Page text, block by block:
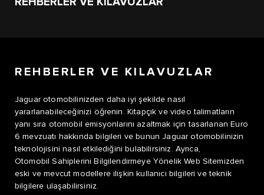
REHBERLER VE KILAVUZLAR
Jaguar otomobilinizden daha iyi şekilde nasıl
yararlanabileceğinizi öğrenin. Kitapçık ve video talimatların
yanı sıra otomobil emisyonlarını azaltmak için tasarlanan Euro
6 mevzuatı hakkında bilgileri ve bunun Jaguar otomobilinizin
teknolojisini nasıl etkilediğini bulabilirsiniz. Ayrıca,
Otomobil Sahiplerini Bilgilendirmeye Yönelik Web Sitemizden
eski ve mevcut modellere ilişkin kullanıcı bilgileri ve teknik
bilgilere ulaşabilirsiniz.